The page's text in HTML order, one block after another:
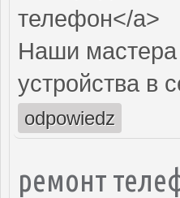
телефон</a>
Наши мастера
устройства в
odpowiedz
ремонт